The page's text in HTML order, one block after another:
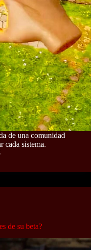
de una comunidad
cada sistema.
de su beta?